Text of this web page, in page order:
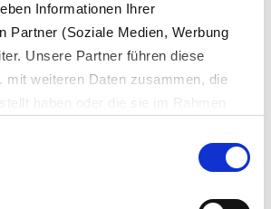
Informationen Ihrer
Partner (Soziale Medien, Werbung
Unsere Partner führen diese
mit weiteren Daten zusammen, die
haben oder die sie im Rahmen
unserer Website Daten in die
übertragen und dort verarbeitet.
können Sie dem Cookie-
zertifizierte
SSL-Verschlüsselung,
aus über 25 Arten wie z. B. Bauschutt,